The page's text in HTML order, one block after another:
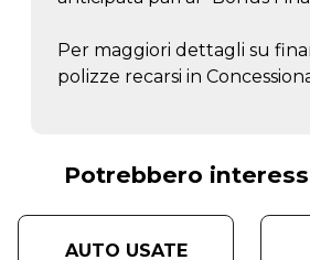
Per maggiori dettagli su
polizze recarsi in
Potrebbero
AUTO USATE